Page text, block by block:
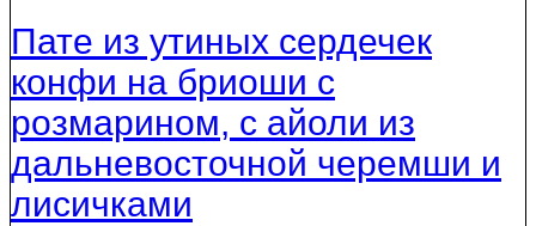
Пате из утиных сердечек
конфи на бриоши с
розмарином, с айоли из
дальневосточной черемши и
лисичками